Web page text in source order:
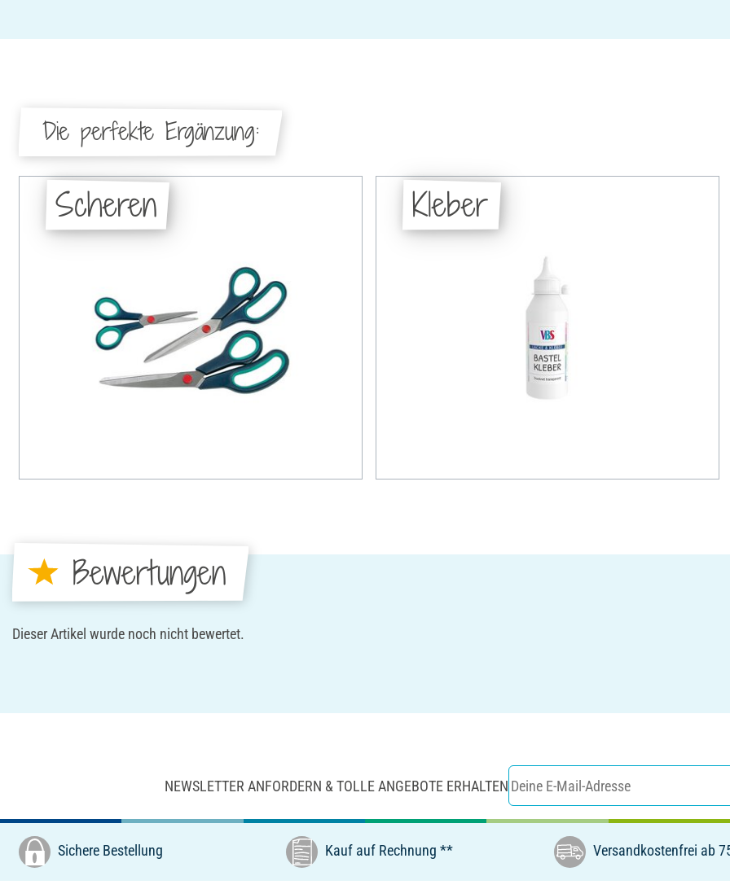
Die perfekte Ergänzung:
Scheren Kleber
Bewertungen
Dieser Artikel wurde noch nicht bewertet.
NEWSLETTER ANFORDERN & TOLLE ANGEBOTE ERHALTEN
Sichere Bestellung Kauf auf Rechnung ** Versandkostenfrei ab